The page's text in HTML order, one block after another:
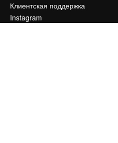
Клиентская поддержка
Instagram